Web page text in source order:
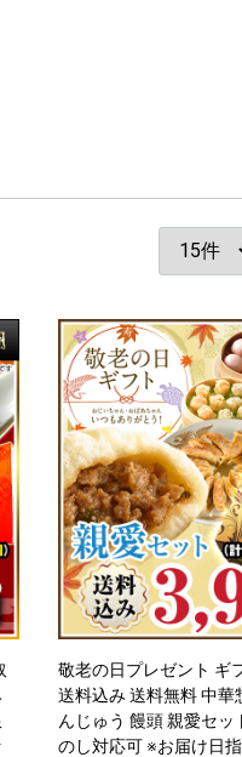
敬老の日プレゼント ギ
送料込み 送料無料 中華
んじゅう 饅頭 親愛セッ
のし対応可 ※お届け日